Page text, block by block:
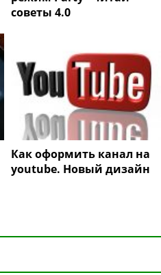
советы 4.0
Как оформить канал на
youtube. Новый дизайн